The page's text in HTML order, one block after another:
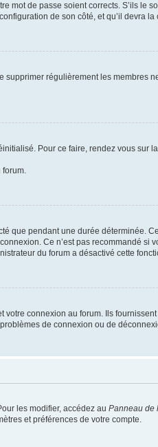
mot de passe soient corrects. S’ils le
de son côté, et qu’il devra la
supprimer régulièrement les
Pour ce faire, rendez vous sur
forum.
que pendant une durée déterminée.
Ce n’est pas recommandé
du forum a désactivé cette
connexion au forum. Ils
de connexion ou de
les modifier, accédez au Panneau de
et préférences de votre compte.